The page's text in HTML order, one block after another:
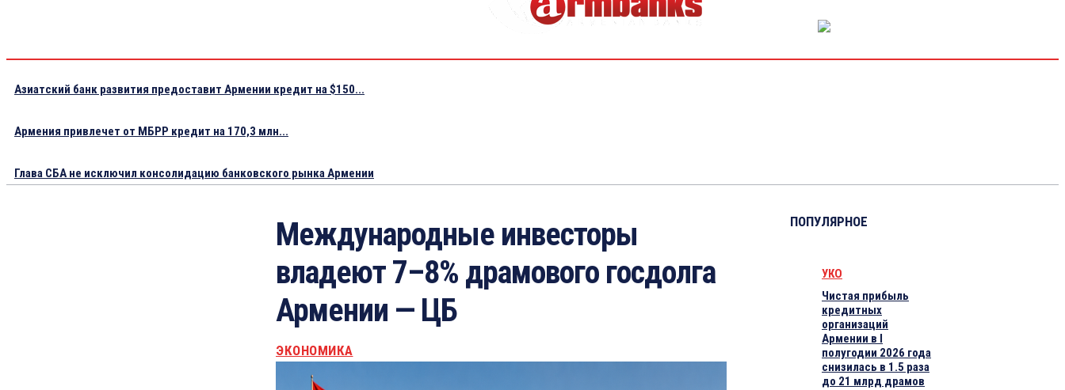
Азиатский банк развития предоставит Армении кредит на $150...
Армения привлечет от МБРР кредит на 170,3 млн...
Глава СБА не исключил консолидацию банковского рынка Армении
Международные инвесторы
владеют 7–8% драмового госдолга
Армении — ЦБ
ЭКОНОМИКА
ПОПУЛЯРНОЕ
УКО
Чистая прибыль
кредитных
организаций
Армении в I
полугодии 2026 года
снизилась в 1.5 раза
до 21 млрд драмов